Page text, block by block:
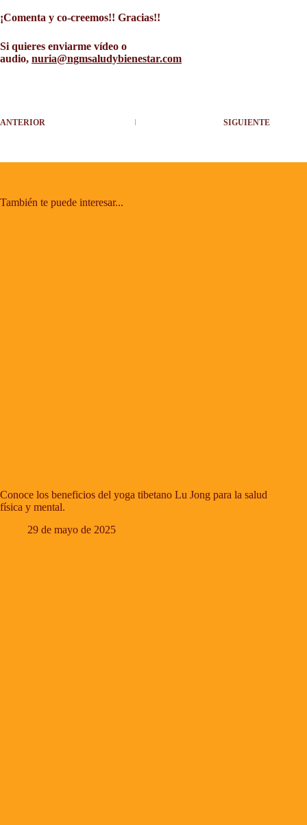
¡Comenta y co-creemos!! Gracias!!
Si quieres enviarme vídeo o
audio, nuria@ngmsaludybienestar.com
ANTERIOR SIGUIENTE
También te puede interesar...
Conoce los beneficios del yoga tibetano Lu Jong para la salud
física y mental.
29 de mayo de 2025